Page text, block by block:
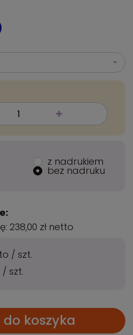
z nadrukiem
bez nadruku
238,00 zł netto
/ szt.
/ szt.
koszyka